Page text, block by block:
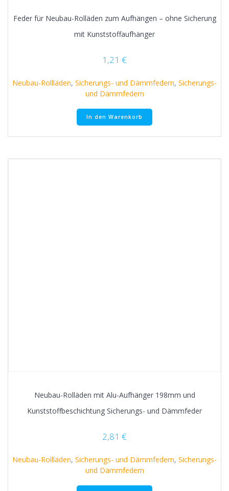
Feder für Neubau-Rolläden zum Aufhängen – ohne Sicherung
mit Kunststoffaufhänger
1,21 €
Neubau-Rollläden, Sicherungs- und Dämmfedern, Sicherungs-
und Dämmfedern
In den Warenkorb
Neubau-Rolläden mit Alu-Aufhänger 198mm und
Kunststoffbeschichtung Sicherungs- und Dämmfeder
2,81 €
Neubau-Rollläden, Sicherungs- und Dämmfedern, Sicherungs-
und Dämmfedern